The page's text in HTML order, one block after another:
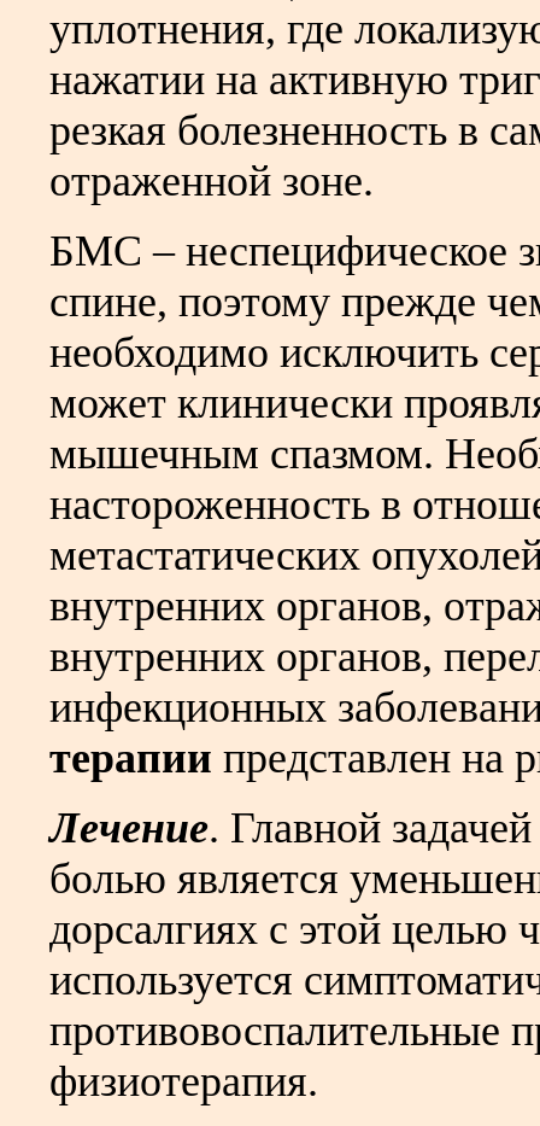
уплотнения, где
нажатии на активную
резкая болезненность в
отраженной зоне.
БМС – неспецифическое
спине, поэтому прежде
необходимо исключить
может клинически
мышечным спазмом.
настороженность в
метастатических
внутренних органов,
внутренних органов,
инфекционных
терапии представлен на
Лечение. Главной
болью является
дорсалгиях с этой целью
используется
физиотерапия.